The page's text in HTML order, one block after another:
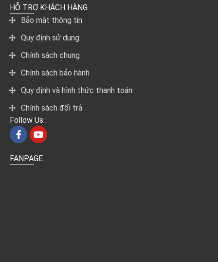
HỖ TRỢ KHÁCH HÀNG
Bảo mật thông tin
Quy định sử dụng
Chính sách chung
Chính sách bảo hành
Quy định và hình thức thanh toán
Chính sách đổi trả
Follow Us :
FANPAGE